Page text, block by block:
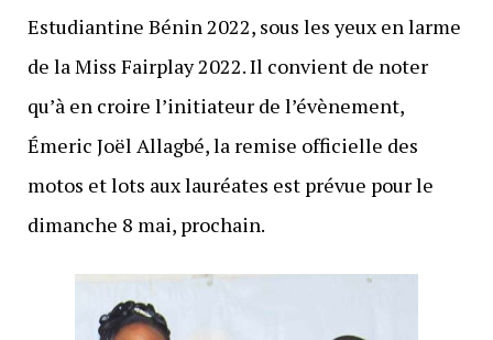
Estudiantine Bénin 2022, sous les yeux en larme
de la Miss Fairplay 2022. Il convient de noter
qu’à en croire l’initiateur de l’évènement,
Émeric Joël Allagbé, la remise officielle des
motos et lots aux lauréates est prévue pour le
dimanche 8 mai, prochain.